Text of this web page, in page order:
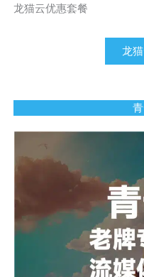
龙猫云优惠套餐
龙